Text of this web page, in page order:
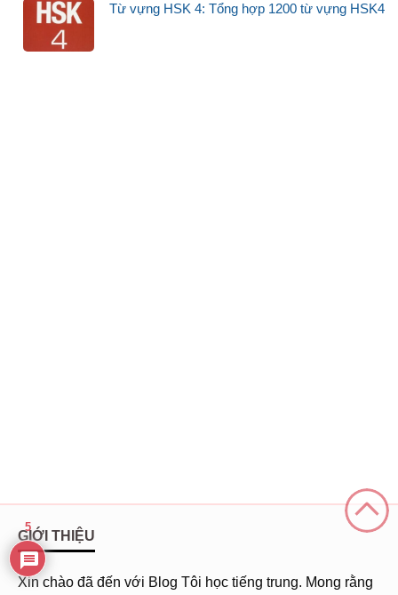
Từ vựng HSK 4: Tổng hợp 1200 từ vựng HSK4
GIỚI THIỆU
Xin chào đã đến với Blog Tôi học tiếng trung. Mong rằng
5